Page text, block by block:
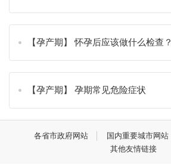
【孕产期】 怀孕后应该做什么检查？
【孕产期】 孕期常见危险症状
各省市政府网站 国内重要城市网站
其他友情链接